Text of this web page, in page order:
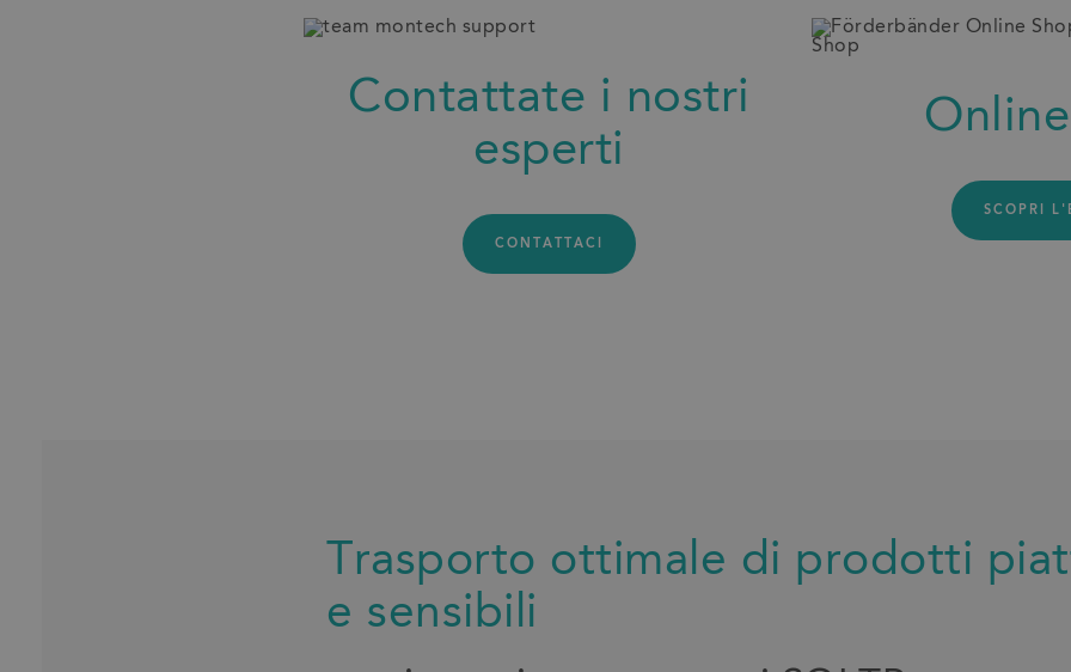
Contattate i nostri
esperti
CONTATTACI
SCOPRI
Trasporto ottimale di prodotti
e sensibili